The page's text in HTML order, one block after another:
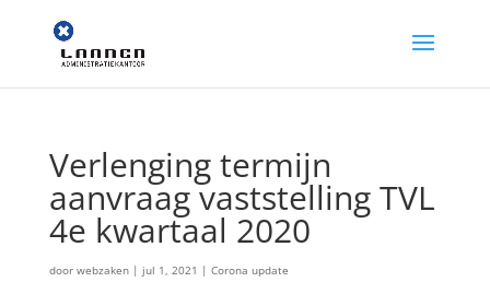
Verlenging termijn
aanvraag vaststelling TVL
4e kwartaal 2020
door webzaken| jul 1, 2021 | Corona update